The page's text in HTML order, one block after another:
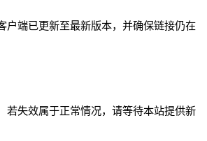
户端已更新至最新版本，并确保链接仍在
若失效属于正常情况，请等待本站提供新